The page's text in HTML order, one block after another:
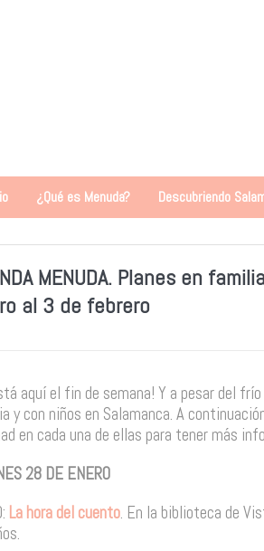
¿Qué es Menuda? Descubriendo
MENUDA. Planes en
al 3 de febrero
aquí el fin de semana! Y a pesar del
y con niños en Salamanca. A
en cada una de ellas para tener más
28 DE ENERO
La hora del cuento. En la biblioteca de